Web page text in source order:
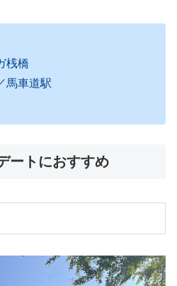
桟橋
馬車道駅
ートにおすすめ